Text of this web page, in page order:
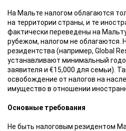
На Мальте налогом облагаются
на территории страны, и те
фактически переведены на
рубежом, налогом не облагаются.
резидентства (например, Global
устанавливают минимальный
заявителя и €15,000 для семьи).
освобождение от налогов на
имущество в отношении
Основные требования
Не быть налоговым резидентом